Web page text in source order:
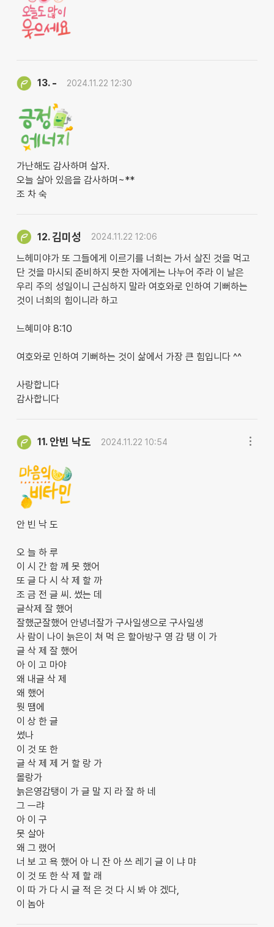
13. - 2024.11.22 12:30
가난해도 감사하며 살자.
오늘 살아 있음을 감사하며~**
조 차 숙
12.김미성 2024.11.22 12:06
느헤미야가 또 그들에게 이르기를 너희는 가서 살진 것을 먹고
단 것을 마시되 준비하지 못한 자에게는 나누어 주라 이 날은
우리 주의 성일이니 근심하지 말라 여호와로 인하여 기뻐하는
것이 너희의 힘이니라 하고
느혜미야 8:10
여호와로 인하여 기뻐하는 것이 삶에서 가장 큰 힘입니다 ^^
사랑합니다
감사합니다
11.안빈 낙도 2024.11.22 10:54
안 빈 낙 도
오 늘 하 루
이 시 간 함 께 못 했어
또 글 다 시 삭 제 할 까
조 금 전 글 씨. 썼는 데
글삭제 잘 했어
잘했군잘했어 안녕너잘가 구사일생으로 구사일생
사 람이 나이 늙은이 쳐 먹 은 할아방구 영 감 탱 이 가
글 삭 제 잘 했어
아 이 고 마야
왜 내글 삭 제
왜 했어
뭣 땜에
이 상 한 글
썼나
이 것 또 한
글 삭 제 제 거 할 랑 가
몰랑가
늙은영감탱이 가 글 말 지 라 잘 하 네
그 ㅡ랴
아 이 구
못 살아
왜 그 랬어
너 보 고 욕 했어 아 니 잔 아 쓰 레기 글 이 냐 먀
이 것 또 한 삭 제 할 래
이 따 가 다 시 글 적 은 것 다 시 봐 야 겠다,
이 놈아